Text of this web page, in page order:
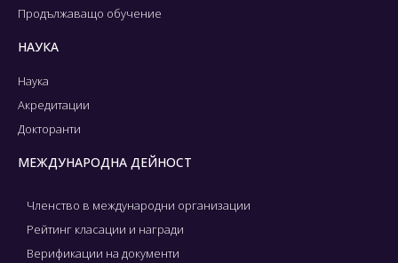
Продължаващо обучение
НАУКА
Наука
Акредитации
Докторанти
МЕЖДУНАРОДНА ДЕЙНОСТ
Членство в международни организации
Рейтинг класации и награди
Верификации на документи